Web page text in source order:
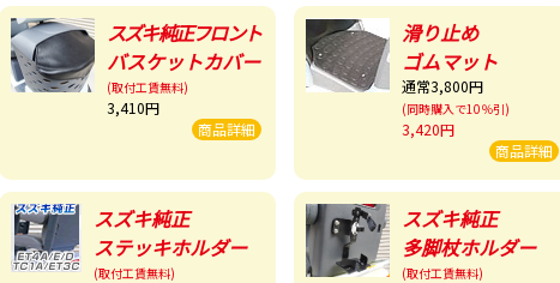
スズキ純正フロント
バスケットカバー
(取付工賃無料)
3,410円
商品詳細
滑り止め
ゴムマット
通常3,800円
(同時購入で10％引)
3,420円
商品詳細
スズキ純正
ステッキホルダー
(取付工賃無料)
スズキ純正
多脚杖ホルダー
(取付工賃無料)